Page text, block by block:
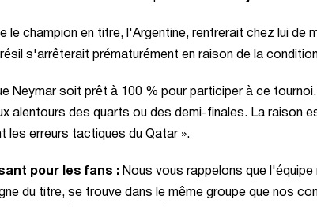
le champion en titre, l'Argentine, rentrerait chez lui de
s'arrêterait prématurément en raison de la
Neymar soit prêt à 100 % pour participer à ce
alentours des quarts ou des demi-finales. La raison
les erreurs tactiques du Qatar ».
pour les fans : Nous vous rappelons que
du titre, se trouve dans le même groupe que nos